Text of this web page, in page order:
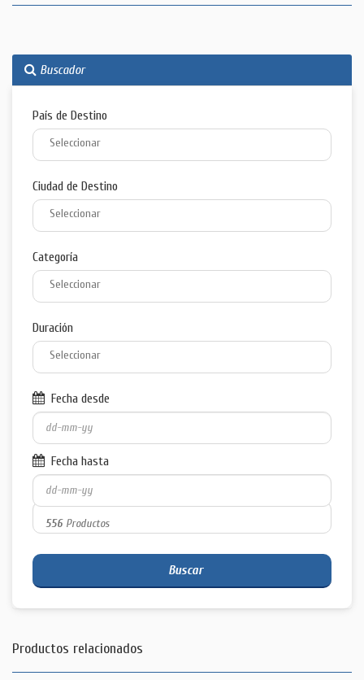
Buscador
País de Destino
Ciudad de Destino
Categoría
Duración
Fecha desde
Fecha hasta
556Productos
Buscar
Productos relacionados